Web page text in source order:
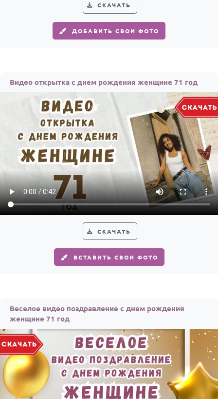
СКАЧАТЬ
ДОБАВИТЬ СВОИ ФОТО
Видео открытка с днем рождения женщине 71 год
СКАЧАТЬ
ВСТАВИТЬ СВОИ ФОТО
Веселое видео поздравление с днем рождения
женщине 71 год